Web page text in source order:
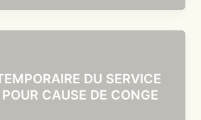
DU SERVICE
CAUSE DE CONGE